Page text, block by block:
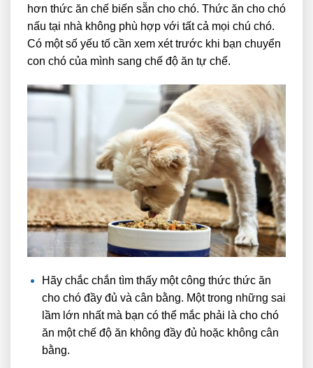
hơn thức ăn chế biến sẵn cho chó. Thức ăn cho chó
nấu tại nhà không phù hợp với tất cả mọi chú chó.
Có một số yếu tố cần xem xét trước khi bạn chuyển
con chó của mình sang chế độ ăn tự chế.
Hãy chắc chắn tìm thấy một công thức thức ăn
cho chó đầy đủ và cân bằng. Một trong những sai
lầm lớn nhất mà bạn có thể mắc phải là cho chó
ăn một chế độ ăn không đầy đủ hoặc không cân
bằng.